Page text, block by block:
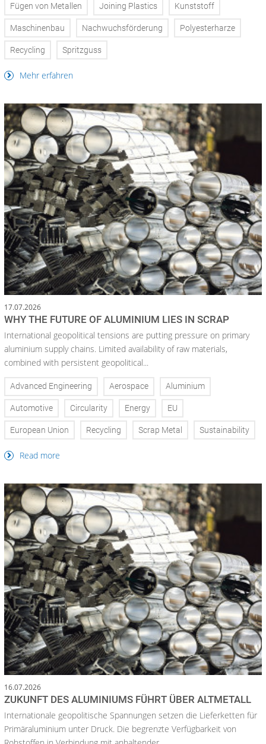
Fügen von Metallen Joining Plastics Kunststoff
Maschinenbau Nachwuchsförderung Polyesterharze
Recycling Spritzguss
Mehr erfahren
17.07.2026
WHY THE FUTURE OF ALUMINIUM LIES IN SCRAP
International geopolitical tensions are putting pressure on primary
aluminium supply chains. Limited availability of raw materials,
combined with persistent geopolitical...
Advanced Engineering Aerospace Aluminium
Automotive Circularity Energy EU
European Union Recycling Scrap Metal Sustainability
Read more
16.07.2026
ZUKUNFT DES ALUMINIUMS FÜHRT ÜBER ALTMETALL
Internationale geopolitische Spannungen setzen die Lieferketten für
Primäraluminium unter Druck. Die begrenzte Verfügbarkeit von